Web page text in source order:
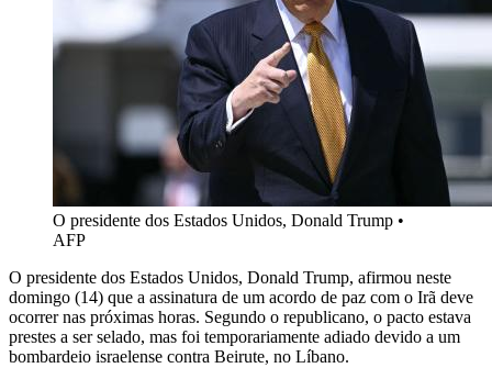
O presidente dos Estados Unidos, Donald Trump •
AFP
O presidente dos Estados Unidos, Donald Trump, afirmou neste
domingo (14) que a assinatura de um acordo de paz com o Irã deve
ocorrer nas próximas horas. Segundo o republicano, o pacto estava
prestes a ser selado, mas foi temporariamente adiado devido a um
bombardeio israelense contra Beirute, no Líbano.